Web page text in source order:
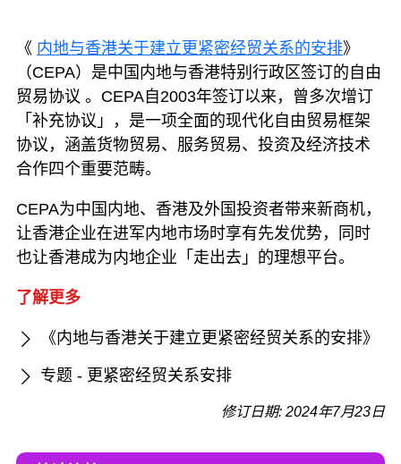
《 内地与香港关于建立更紧密经贸关系的安排》
（CEPA）是中国内地与香港特别行政区签订的自由
贸易协议 。CEPA自2003年签订以来，曾多次增订
「补充协议」，是一项全面的现代化自由贸易框架
协议，涵盖货物贸易、服务贸易、投资及经济技术
合作四个重要范畴。
CEPA为中国内地、香港及外国投资者带来新商机，
让香港企业在进军内地市场时享有先发优势，同时
也让香港成为内地企业「走出去」的理想平台。
了解更多
《内地与香港关于建立更紧密经贸关系的安排》
专题 - 更紧密经贸关系安排
修订日期: 2024年7月23日